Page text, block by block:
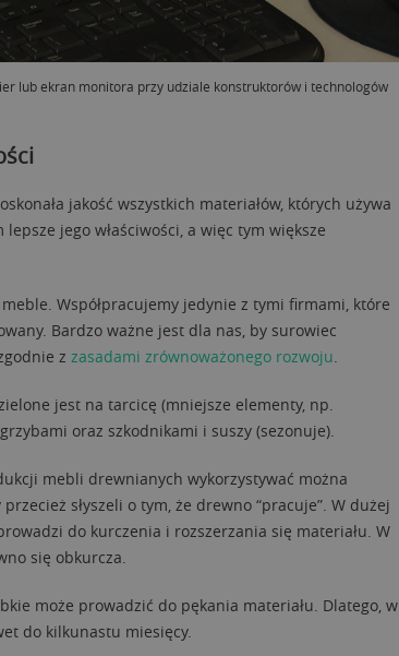
lub ekran monitora przy udziale konstruktorów i technologów
jakość wszystkich materiałów, których używa
jego właściwości, a więc tym większe
Współpracujemy jedynie z tymi firmami, które
Bardzo ważne jest dla nas, by surowiec
z zasadami zrównoważonego rozwoju
jest na tarcicę (mniejsze elementy, np.
oraz szkodnikami i suszy (sezonuje).
mebli drewnianych wykorzystywać można
słyszeli o tym, że drewno “pracuje”. W dużej
do kurczenia i rozszerzania się materiału. W
się obkurcza.
może prowadzić do pękania materiału. Dlatego, w
do kilkunastu miesięcy.